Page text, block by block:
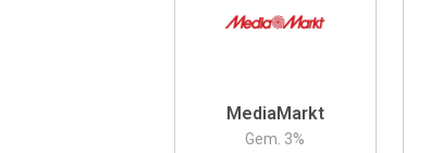
MediaMarkt
Gem. 3%